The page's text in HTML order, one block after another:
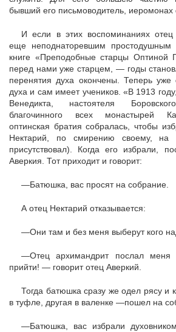
бывший его письмоводитель, иеромонах
И если в этих воспоминаниях отец
еще неподнаторевшим простодушным
книге «Преподобные старцы Оптиной
перед нами уже старцем, — годы
перенятия духа окончены. Теперь уже
духа и сам имеет учеников. «В 1913
Венедикта, настоятеля
благочинного всех монастырей
оптинская братия собралась, чтобы
Нектарий, по смирению своему, на
присутствовал). Когда его избрали,
Аверкия. Тот приходит и говорит:
—Батюшка, вас просят на собрание.
А отец Нектарий отказывается:
—Они там и без меня выберут кого
—Отец архимандрит послал
прийти! — говорит отец Аверкий.
Тогда батюшка сразу же одел рясу и
в туфле, другая в валенке —пошел на
—Батюшка, вас избрали